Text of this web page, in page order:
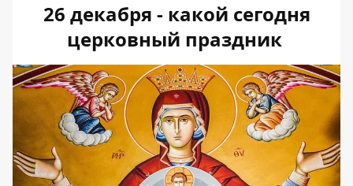
26 декабря - какой сегодня
церковный праздник